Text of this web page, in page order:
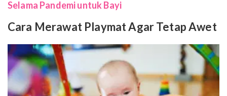
Selama Pandemi untuk Bayi
Cara Merawat Playmat Agar Tetap Awet